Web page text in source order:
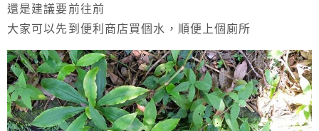
還是建議要前往前
大家可以先到便利商店買個水，順便上個廁所